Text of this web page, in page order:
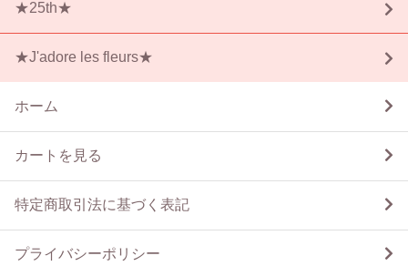
★25th★
★J'adore les fleurs★
ホーム
カートを見る
特定商取引法に基づく表記
プライバシーポリシー